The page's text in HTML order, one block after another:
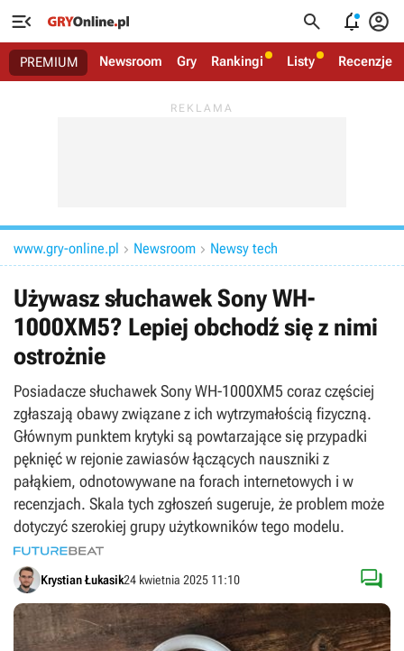
   
PREMIUM Newsroom Gry Rankingi Listy Recenzje
www.gry-online.pl  Newsroom  Newsy tech
Używasz słuchawek Sony WH-
1000XM5? Lepiej obchodź się z nimi
ostrożnie
Posiadacze słuchawek Sony WH-1000XM5 coraz częściej
zgłaszają obawy związane z ich wytrzymałością fizyczną.
Głównym punktem krytyki są powtarzające się przypadki
pęknięć w rejonie zawiasów łączących nauszniki z
pałąkiem, odnotowywane na forach internetowych i w
recenzjach. Skala tych zgłoszeń sugeruje, że problem może
dotyczyć szerokiej grupy użytkowników tego modelu.
Krystian Łukasik24 kwietnia 2025 11:10 